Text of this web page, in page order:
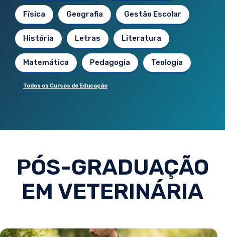
Física Geografia Gestão Escolar
História Letras Literatura
Matemática Pedagogia Teologia
Todos os Cursos de Educação
PÓS-GRADUAÇÃO
EM VETERINÁRIA